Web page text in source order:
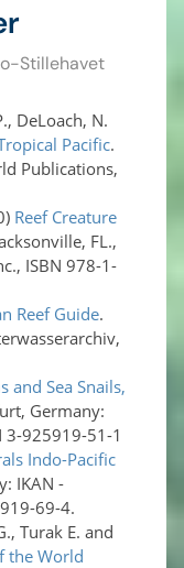
Stillehavet
DeLoach, N.
Pacific.
Publications,
Reef Creature
FL.,
ISBN 978-1-
Reef Guide.
and Sea Snails,
Germany:
3-925919-51-1
Indo-Pacific
IKAN -
69-4.
Turak E. and
the World